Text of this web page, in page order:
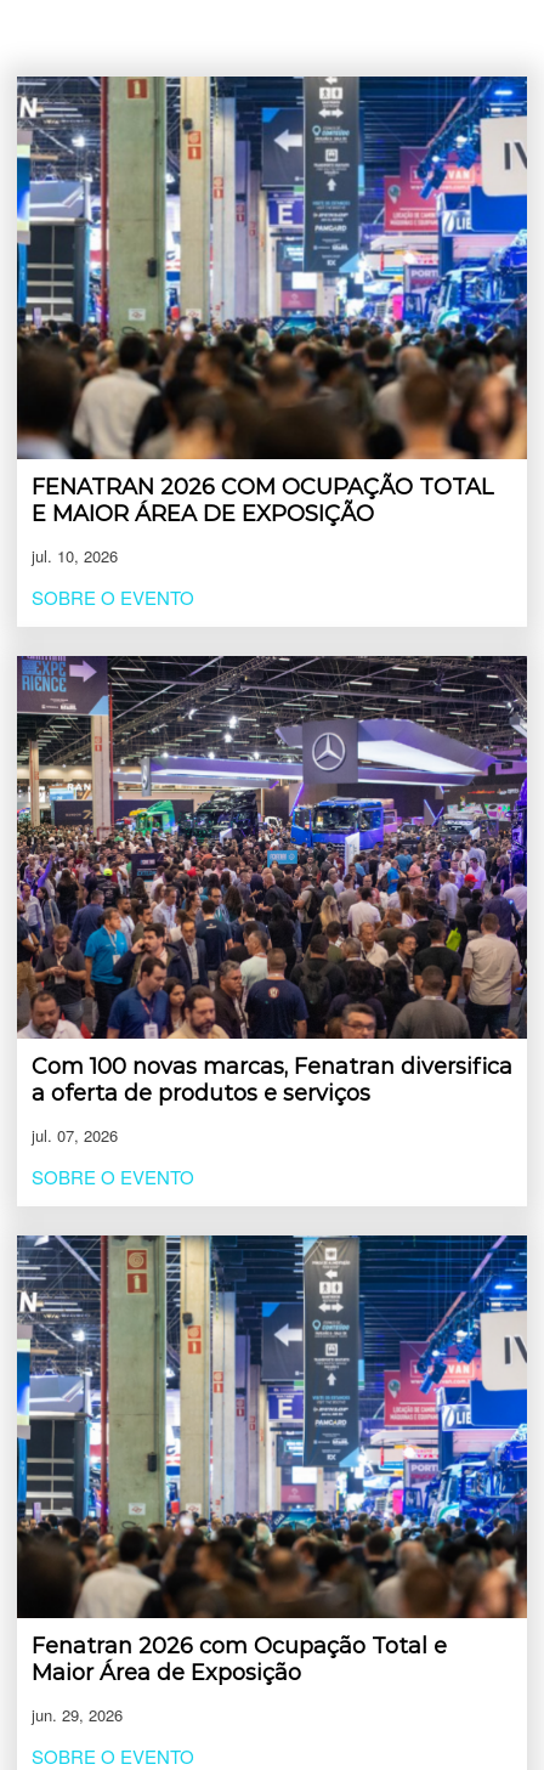
FENATRAN 2026 COM OCUPAÇÃO TOTAL
E MAIOR ÁREA DE EXPOSIÇÃO
jul. 10, 2026
SOBRE O EVENTO
Com 100 novas marcas, Fenatran diversifica
a oferta de produtos e serviços
jul. 07, 2026
SOBRE O EVENTO
Fenatran 2026 com Ocupação Total e
Maior Área de Exposição
jun. 29, 2026
SOBRE O EVENTO